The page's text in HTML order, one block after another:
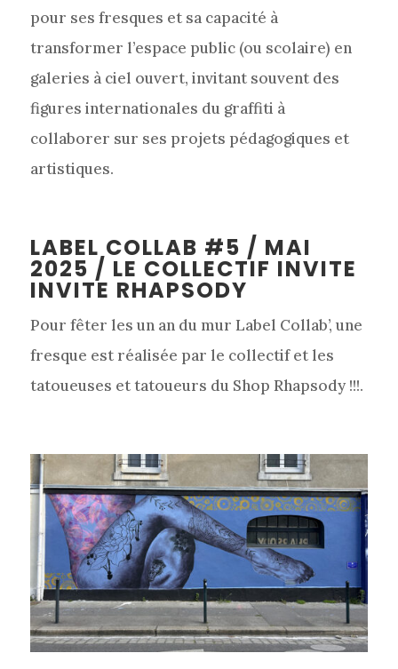
pour ses fresques et sa capacité à
transformer l’espace public (ou scolaire) en
galeries à ciel ouvert, invitant souvent des
figures internationales du graffiti à
collaborer sur ses projets pédagogiques et
artistiques.
LABEL COLLAB #5 / MAI
2025 / LE COLLECTIF INVITE
INVITE RHAPSODY
Pour fêter les un an du mur Label Collab’, une
fresque est réalisée par le collectif et les
tatoueuses et tatoueurs du Shop Rhapsody !!!.